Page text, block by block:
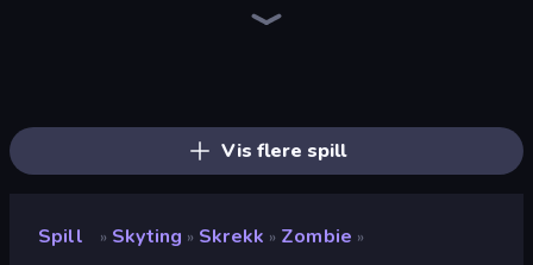
Vis flere spill
Spill » Skyting » Skrekk » Zombie »